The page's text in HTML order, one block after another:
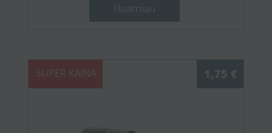
Išsamiau
SUPER KAINA 1,75 €